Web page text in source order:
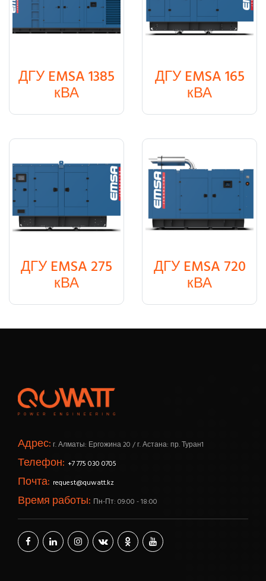
₸0
ДГУ EMSA 1385
кВА
₸0
ДГУ EMSA 165
кВА
₸0
ДГУ EMSA 275
кВА
₸0
ДГУ EMSA 720
кВА
Адрес: г. Алматы: Ергожина 20 / г. Астана: пр. Туран1
Телефон: +7 775 030 0705
Почта: request@quwatt.kz
Время работы: Пн-Пт: 09:00 - 18:00